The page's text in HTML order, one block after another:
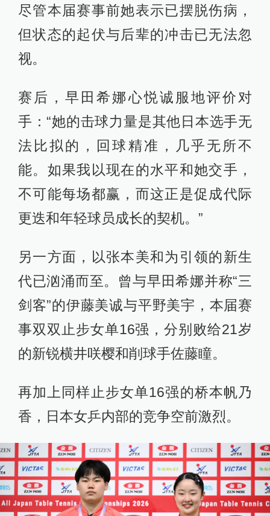
尽管本届赛事前她表示已摆脱伤病，
但状态的起伏与后辈的冲击已无法忽
视。
赛后，早田希娜心悦诚服地评价对
手：“她的击球力量是其他日本选手无
法比拟的，回球精准，几乎无所不
能。如果我以现在的水平和她交手，
不可能每场都赢，而这正是促成代际
更迭和年轻球员成长的契机。”
另一方面，以张本美和为引领的新生
代已汹涌而至。曾与早田希娜并称“三
剑客”的伊藤美诚与平野美宇，本届赛
事双双止步女单16强，分别败给21岁
的新锐横井咲樱和削球手佐藤瞳。
再加上同样止步女单16强的桥本帆乃
香，日本女乒内部的竞争空前激烈。